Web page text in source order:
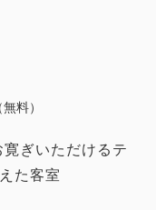
料）
ぎいただけるテ
た客室